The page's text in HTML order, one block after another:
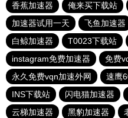
香蕉加速器
俺来买下载站
加速器试用一天
飞鱼加速器
白鲸加速器
T0023下载站
instagram免费加速器
免费
永久免费vqn加速外网
速鹰
INS下载站
闪电猫加速器
云梯加速器
黑豹加速器